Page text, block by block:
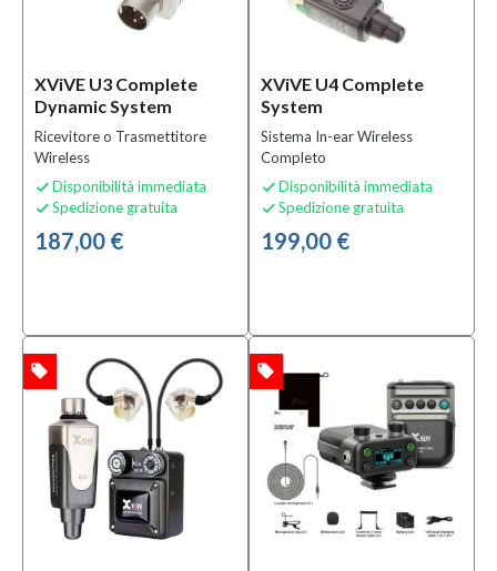
Accessori
per Cavi
Accessori
Microfoni
Accordatori
TUTTI
Sottocategoria
Accessori
per
Sistemi
Wireless
(2)
Accordatori
XViVE U3 Complete
Dynamic System
Ricevitore o Trasmettitore
Wireless
 Disponibilità immediata
 Spedizione gratuita
187,00 €
XViVE U4 Complete
System
Sistema In-ear Wireless
Completo
 Disponibilità immediata
 Spedizione gratuita
199,00 €
local_offer OFFERTA local_offer